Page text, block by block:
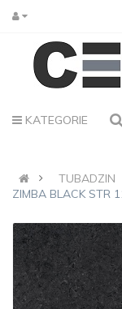
KATEGORIE
TUBADZIN
ZIMBA BLACK STR